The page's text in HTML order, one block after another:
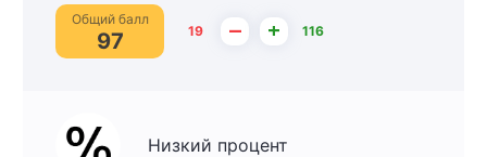
Общий балл
97 19 – + 116
Низкий процент